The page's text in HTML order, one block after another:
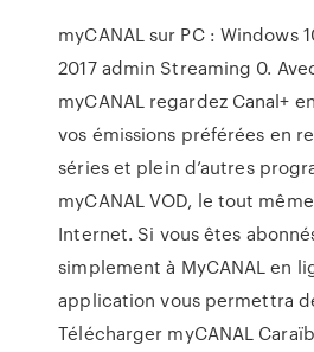
myCANAL sur PC : Windows
2017 admin Streaming 0.
myCANAL regardez Canal+
vos émissions préférées en
séries et plein d’autres
myCANAL VOD, le tout
Internet. Si vous êtes
simplement à MyCANAL en
application vous permettra
Télécharger myCANAL